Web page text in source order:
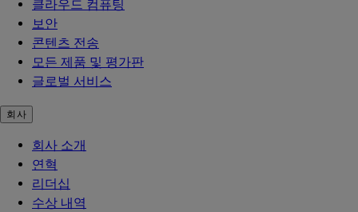
클라우드 컴퓨팅
보안
콘텐츠 전송
모든 제품 및 평가판
글로벌 서비스
회사
회사 소개
연혁
리더십
수상 내역